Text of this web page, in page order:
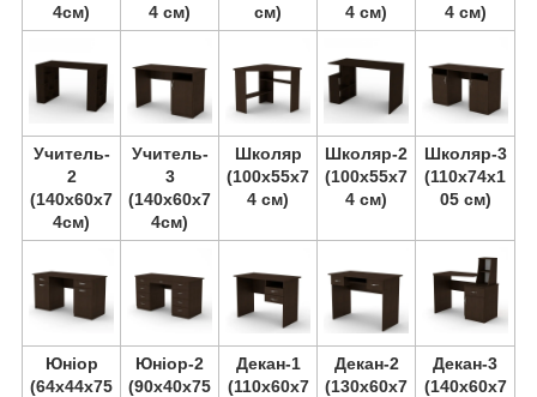
4см)
4 см)
см)
4 см)
4 см)
Учитель-
2
(140х60х7
4см)
Учитель-
3
(140х60х7
4см)
Школяр
(100х55х7
4 см)
Школяр-2
(100х55х7
4 см)
Школяр-3
(110х74х1
05 см)
Юніор
(64х44х75
Юніор-2
(90х40х75
Декан-1
(110х60х7
Декан-2
(130х60х7
Декан-3
(140х60х7